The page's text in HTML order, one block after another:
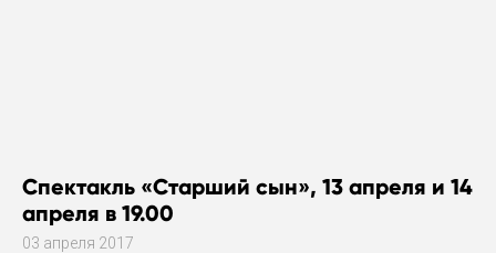
Спектакль «Старший сын», 13 апреля и 14
апреля в 19.00
03 апреля 2017